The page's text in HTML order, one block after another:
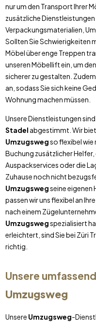
nur um den Transport Ihrer
zusätzliche
Verpackungsmaterialien,
Sollten Sie Schwierigkeiten
Möbel über enge Treppen
unseren Möbellift ein, um den
sicherer zu gestalten.
an, sodass Sie sich keine
Wohnung machen müssen.
Unsere Dienstleistungen
Stadel abgestimmt. Wir
Umzugswegso flexibel wie
Buchung zusätzlicher
Auspackservices oder die
Zuhause noch nicht
Umzugswegseine eigenen
passen wir uns flexibel an
nach einem
Umzugswegspezialisiert
erleichtert, sind Sie bei Züri
richtig.
Unsere
Umzugsweg
Unsere Umzugsweg-